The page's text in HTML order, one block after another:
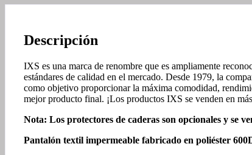
Descripción
IXS es una marca de renombre que es ampliamente
estándares de calidad en el mercado. Desde 1979, la
como objetivo proporcionar la máxima comodidad,
mejor producto final. ¡Los productos IXS se venden en
Nota: Los protectores de caderas son opcionales y se
Pantalón textil impermeable fabricado en poliéster